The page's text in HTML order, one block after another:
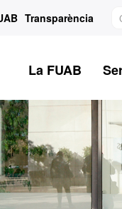
Transparència
La FUAB